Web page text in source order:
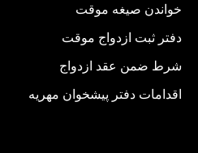
خواندن صیغه موقت
دفتر ثبت ازدواج موقت
شرط ضمن عقد ازدواج
اقدامات دفتر پیشخوان مهریه